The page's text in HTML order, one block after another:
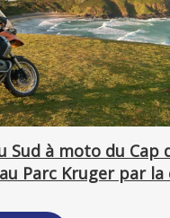
Sud à moto du Cap
Parc Kruger par la